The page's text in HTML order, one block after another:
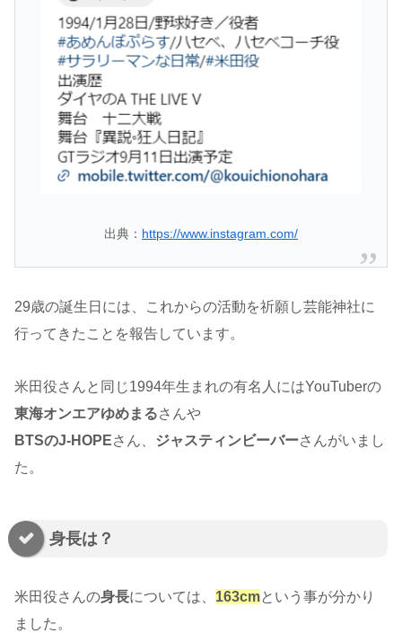
出典： https://www.instagram.com/
29歳の誕生日には、これからの活動を祈願し芸能神社に
行ってきたことを報告しています。
米田役さんと同じ1994年生まれの有名人にはYouTuberの
東海オンエアゆめまるさんや
BTSのJ-HOPEさん、 ジャスティンビーバーさんがいまし
た。
身長は？
米田役さんの身長については、 163cmという事が分かり
ました。